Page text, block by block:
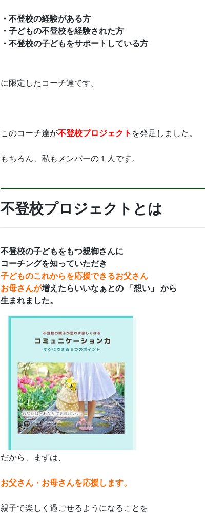
・不登校の経験がある方
・子どもの不登校を経験された方
・不登校の子どもをサポートしている方
に限定したコーチ達です。
このコーチ達が不登校プロジェクト を発足しました。
もちろん、私もメンバーの１人です。
不登校プロジェクトとは
不登校の子どもをもつ親御さんに
コーチングを知っていただき
子どものこれからを応援できるお父さん
お母さんが増えたらいいなぁとの 「想い」 から
生まれました。
だから、まずは、
お父さん・お母さんを応援します。
親子で楽しく過ごせるようになることを